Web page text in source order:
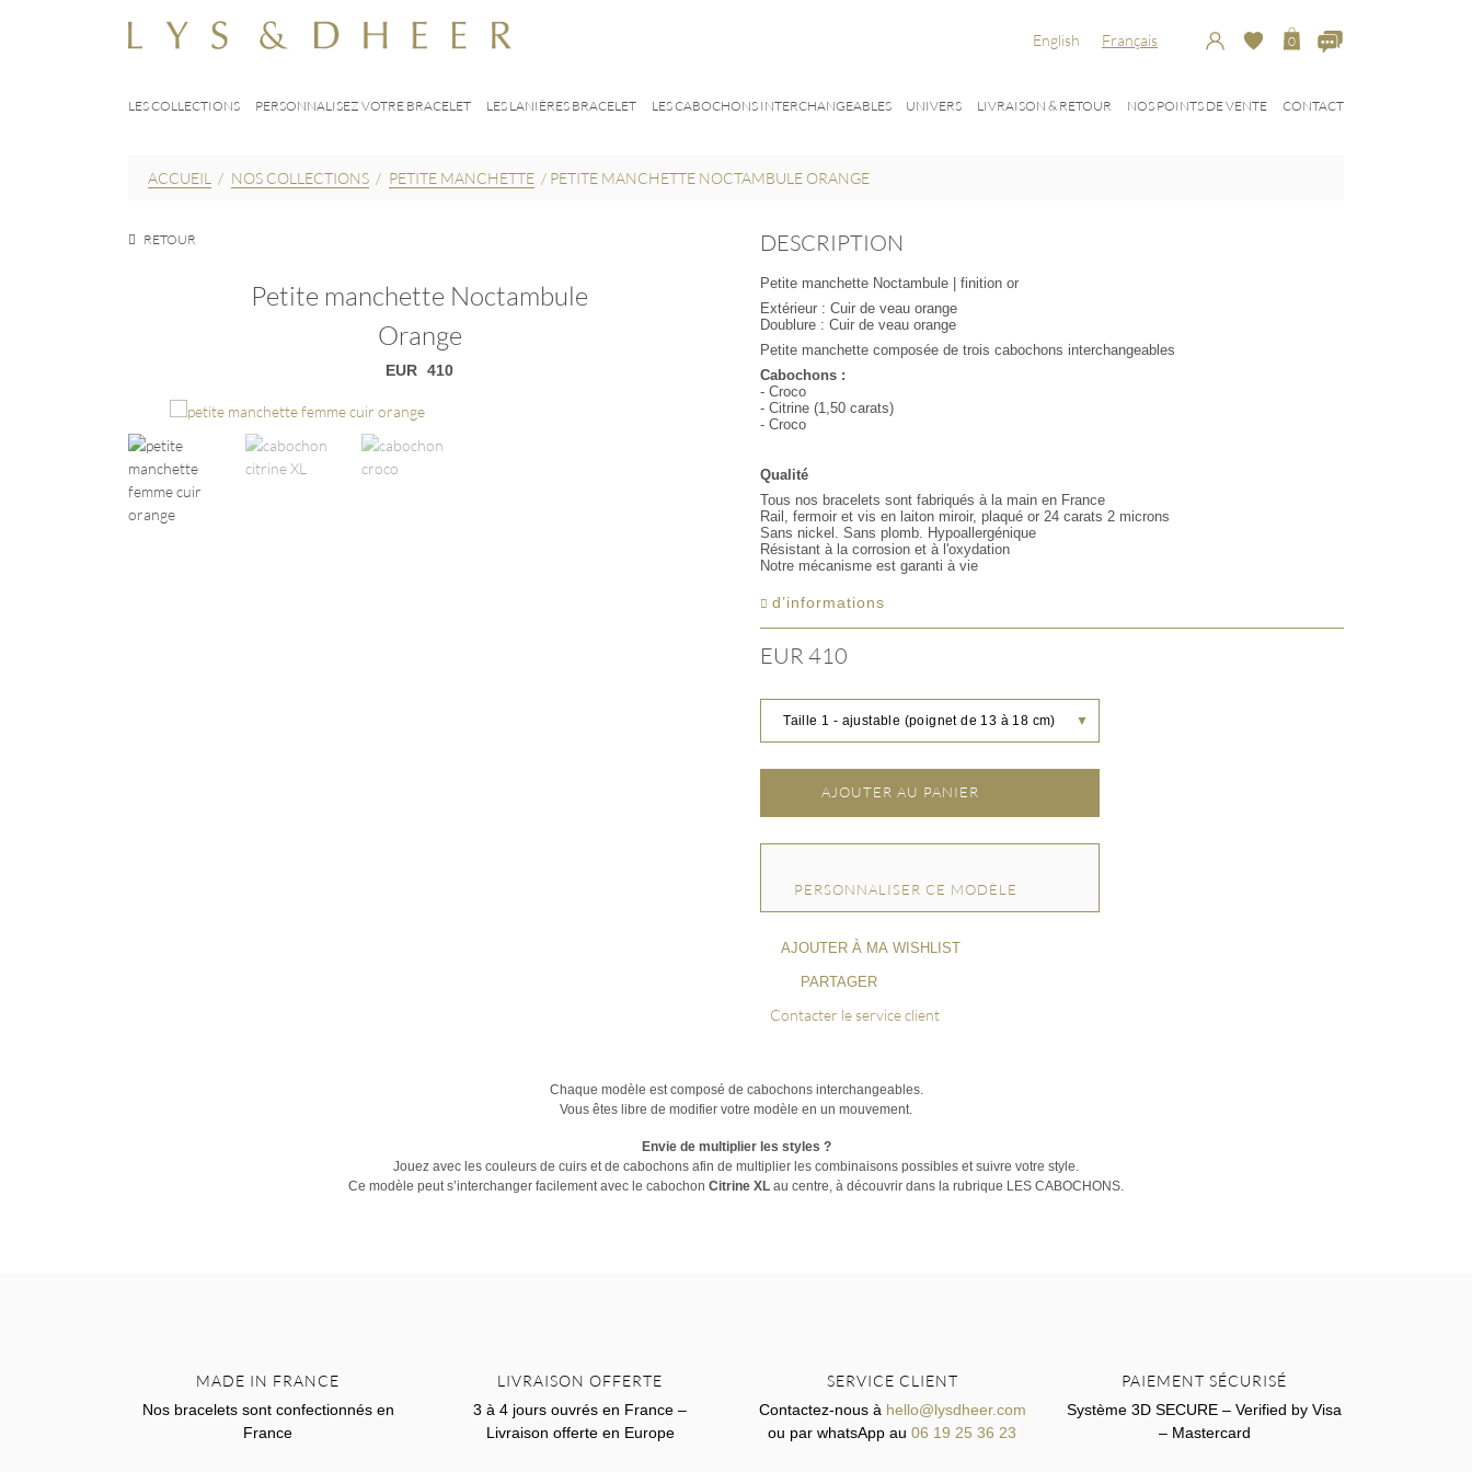
English Français 0
LES COLLECTIONS PERSONNALISEZ VOTRE BRACELET LES LANIÈRES BRACELET LES CABOCHONS INTERCHANGEABLES UNIVERS LIVRAISON & RETOUR NOS POINTS DE VENTE CONTACT
ACCUEIL / NOS COLLECTIONS / PETITE MANCHETTE / PETITE MANCHETTE NOCTAMBULE ORANGE
RETOUR
Petite manchette Noctambule
Orange
EUR 410
EUR 410
Taille 1 - ajustable (poignet de 13 à 18 cm) ▼
AJOUTER AU PANIER
PERSONNALISER CE MODÈLE
AJOUTER À MA WISHLIST
PARTAGER
Contacter le service client
DESCRIPTION
Petite manchette Noctambule | finition or
Extérieur : Cuir de veau orange
Doublure : Cuir de veau orange
Petite manchette composée de trois cabochons interchangeables
Cabochons :
- Croco
- Citrine (1,50 carats)
- Croco
Qualité
Tous nos bracelets sont fabriqués à la main en France
Rail, fermoir et vis en laiton miroir, plaqué or 24 carats 2 microns
Sans nickel. Sans plomb. Hypoallergénique
Résistant à la corrosion et à l'oxydation
Notre mécanisme est garanti à vie
d’informations
Chaque modèle est composé de cabochons interchangeables.
Vous êtes libre de modifier votre modèle en un mouvement.
Envie de multiplier les styles ?
Jouez avec les couleurs de cuirs et de cabochons afin de multiplier les combinaisons possibles et suivre votre style.
Ce modèle peut s’interchanger facilement avec le cabochon Citrine XL au centre, à découvrir dans la rubrique LES CABOCHONS.
MADE IN FRANCE
Nos bracelets sont confectionnés en
France
LIVRAISON OFFERTE
3 à 4 jours ouvrés en France –
Livraison offerte en Europe
SERVICE CLIENT
Contactez-nous à hello@lysdheer.com
ou par whatsApp au 06 19 25 36 23
PAIEMENT SÉCURISÉ
Système 3D SECURE – Verified by Visa
– Mastercard